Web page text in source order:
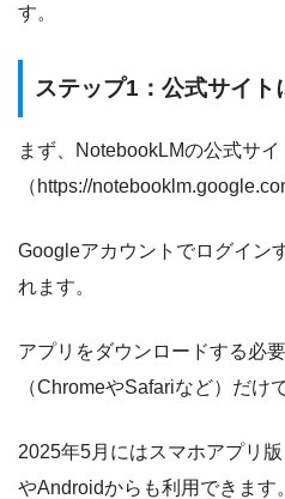
す。
ステップ1：公式サイト
まず、NotebookLMの公式サイ
（https://
Googleアカウントでログイン
れます。
アプリをダウンロードする必
（ChromeやSafariなど）だけ
2025年5月にはスマホアプリ
やAndroidからも利用できます。